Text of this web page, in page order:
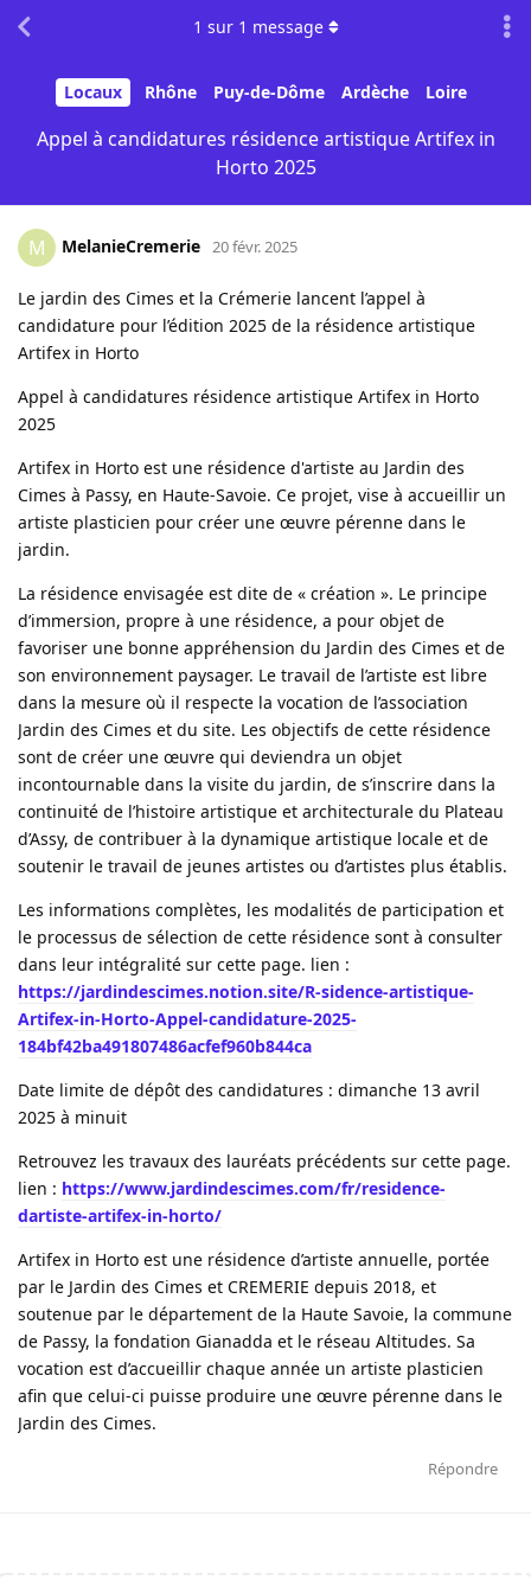
Locaux Rhône Puy-de-Dôme Ardèche Loire
Appel à candidatures résidence artistique Artifex in
Horto 2025
1 sur 1 message
M MelanieCremerie 20 févr. 2025
Le jardin des Cimes et la Crémerie lancent l’appel à
candidature pour l’édition 2025 de la résidence artistique
Artifex in Horto
Appel à candidatures résidence artistique Artifex in Horto
2025
Artifex in Horto est une résidence d'artiste au Jardin des
Cimes à Passy, en Haute-Savoie. Ce projet, vise à accueillir un
artiste plasticien pour créer une œuvre pérenne dans le
jardin.
La résidence envisagée est dite de « création ». Le principe
d’immersion, propre à une résidence, a pour objet de
favoriser une bonne appréhension du Jardin des Cimes et de
son environnement paysager. Le travail de l’artiste est libre
dans la mesure où il respecte la vocation de l’association
Jardin des Cimes et du site. Les objectifs de cette résidence
sont de créer une œuvre qui deviendra un objet
incontournable dans la visite du jardin, de s’inscrire dans la
continuité de l’histoire artistique et architecturale du Plateau
d’Assy, de contribuer à la dynamique artistique locale et de
soutenir le travail de jeunes artistes ou d’artistes plus établis.
Les informations complètes, les modalités de participation et
le processus de sélection de cette résidence sont à consulter
dans leur intégralité sur cette page. lien :
https://jardindescimes.notion.site/R-sidence-artistique-
Artifex-in-Horto-Appel-candidature-2025-
184bf42ba491807486acfef960b844ca
Date limite de dépôt des candidatures : dimanche 13 avril
2025 à minuit
Retrouvez les travaux des lauréats précédents sur cette page.
lien : https://www.jardindescimes.com/fr/residence-
dartiste-artifex-in-horto/
Artifex in Horto est une résidence d’artiste annuelle, portée
par le Jardin des Cimes et CREMERIE depuis 2018, et
soutenue par le département de la Haute Savoie, la commune
de Passy, la fondation Gianadda et le réseau Altitudes. Sa
vocation est d’accueillir chaque année un artiste plasticien
afin que celui-ci puisse produire une œuvre pérenne dans le
Jardin des Cimes.
Répondre